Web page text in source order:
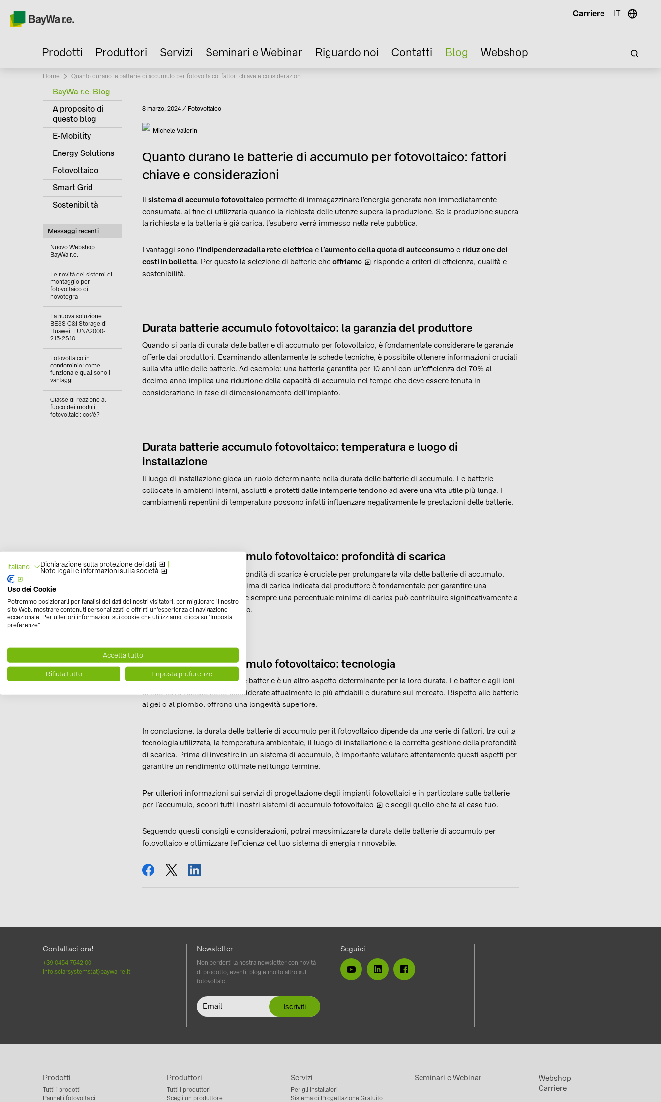
Carriere IT
Prodotti Produttori Servizi Seminari e Webinar Riguardo noi Contatti Blog Webshop
Home Current:
Quanto durano le batterie di accumulo per fotovoltaico: fattori chiave e considerazioni
BayWa r.e. Blog
A proposito di
questo blog
E-Mobility
Energy Solutions
Fotovoltaico
Smart Grid
Sostenibilità
Messaggi recenti
Nuovo Webshop
BayWa r.e.
Le novità dei sistemi di
montaggio per
fotovoltaico di
novotegra
La nuova soluzione
BESS C&I Storage di
Huawei: LUNA2000-
215-2S10
Fotovoltaico in
condominio: come
funziona e quali sono i
vantaggi
Classe di reazione al
fuoco dei moduli
fotovoltaici: cos'è?
Pubblicato
8 marzo, 2024 Categoria
Fotovoltaico
AutoreMichele Vallerin
Quanto durano le batterie di accumulo per fotovoltaico: fattori
chiave e considerazioni
Il sistema di accumulo fotovoltaicopermette di immagazzinare l'energia generata non immediatamente
consumata, al fine di utilizzarla quando la richiesta delle utenze supera la produzione. Se la produzione supera
la richiesta e la batteria è già carica, l’esubero verrà immesso nella rete pubblica.
I vantaggi sono l’indipendenzadalla rete elettricae l’aumento della quota di autoconsumoe riduzione dei
costi in bolletta. Per questo la selezione di batterie che offriamo
risponde a criteri di efficienza, qualità e
sostenibilità.
Durata batterie accumulo fotovoltaico: la garanzia del produttore
Quando si parla di durata delle batterie di accumulo per fotovoltaico, è fondamentale considerare le garanzie
offerte dai produttori. Esaminando attentamente le schede tecniche, è possibile ottenere informazioni cruciali
sulla vita utile delle batterie. Ad esempio: una batteria garantita per 10 anni con un'efficienza del 70% al
decimo anno implica una riduzione della capacità di accumulo nel tempo che deve essere tenuta in
considerazione in fase di dimensionamento dell’impianto.
Durata batterie accumulo fotovoltaico: temperatura e luogo di
installazione
Il luogo di installazione gioca un ruolo determinante nella durata delle batterie di accumulo. Le batterie
collocate in ambienti interni, asciutti e protetti dalle intemperie tendono ad avere una vita utile più lunga. I
cambiamenti repentini di temperatura possono infatti influenzare negativamente le prestazioni delle batterie.
Durata batterie accumulo fotovoltaico: profondità di scarica
La corretta gestione della profondità di scarica è cruciale per prolungare la vita delle batterie di accumulo.
Evitare di sforare la soglia minima di carica indicata dal produttore è fondamentale per garantire una
maggiore longevità. Mantenere sempre una percentuale minima di carica può contribuire significativamente a
preservare le batterie nel tempo.
Durata batterie accumulo fotovoltaico: tecnologia
La scelta della tecnologia delle batterie è un altro aspetto determinante per la loro durata. Le batterie agli ioni
di litio ferro fosfato sono considerate attualmente le più affidabili e durature sul mercato. Rispetto alle batterie
al gel o al piombo, offrono una longevità superiore.
In conclusione, la durata delle batterie di accumulo per il fotovoltaico dipende da una serie di fattori, tra cui la
tecnologia utilizzata, la temperatura ambientale, il luogo di installazione e la corretta gestione della profondità
di scarica. Prima di investire in un sistema di accumulo, è importante valutare attentamente questi aspetti per
garantire un rendimento ottimale nel lungo termine.
Per ulteriori informazioni sui servizi di progettazione degli impianti fotovoltaici e in particolare sulle batterie
per l’accumulo, scopri tutti i nostri sistemi di accumulo fotovoltaico e scegli quello che fa al caso tuo.
Seguendo questi consigli e considerazioni, potrai massimizzare la durata delle batterie di accumulo per
fotovoltaico e ottimizzare l'efficienza del tuo sistema di energia rinnovabile.
condividi
tweetcondividi
Contattaci ora!
+39 0454 7542 00
info.solarsystems(at)baywa-re.it
Newsletter
Non perderti la nostra newsletter con novità
di prodotto, eventi, blog e molto altro sul
fotovoltaic
Seguici
Prodotti
Tutti i prodotti
Pannelli fotovoltaici
Produttori
Tutti i produttori
Scegli un produttore
Servizi
Per gli installatori
Sistema di Progettazione Gratuito
Seminari e Webinar
Webshop
Carriere
italiano Dichiarazione sulla protezione dei dati |
Note legali e informazioni sulla società
Uso dei Cookie
Potremmo posizionarli per l'analisi dei dati dei nostri visitatori, per migliorare il nostro
sito Web, mostrare contenuti personalizzati e offrirti un'esperienza di navigazione
eccezionale. Per ulteriori informazioni sui cookie che utilizziamo, clicca su "Imposta
preferenze”
Accetta tutto
Rifiuta tutto Imposta preferenze